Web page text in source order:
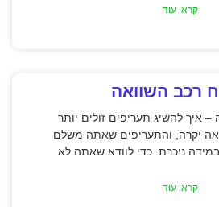
קראו עוד
רכב השוואה
– איך להשיג תעריפים זולים יותר
יקרה, והתעריפים שאתה משלם
ניכרת. כדי לוודא שאתה לא
קראו עוד